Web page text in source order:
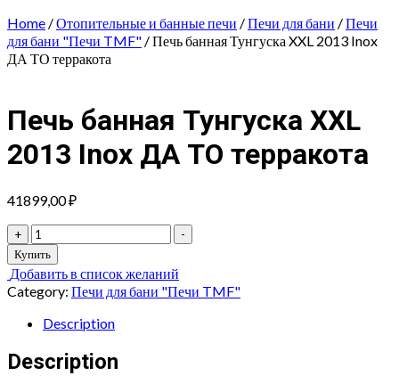
Home /Отопительные и банные печи /Печи для бани /Печи
для бани "Печи TMF" / Печь банная Тунгуска XXL 2013 Inox
ДА ТО терракота
Печь банная Тунгуска XXL
2013 Inox ДА ТО терракота
41899,00₽
+
Печь
банная
Тунгуска
XXL
2013
Inox
ДА
ТО
терракота
-
Купить
Добавить в список желаний
Category: Печи для бани "Печи TMF"
Description
Description